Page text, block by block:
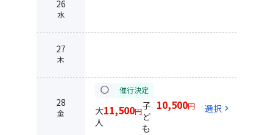
26
水
27
木
28
金
circle 催行決定
大
人
11,500円子
ど
も
10,500円 選択 chevron_right